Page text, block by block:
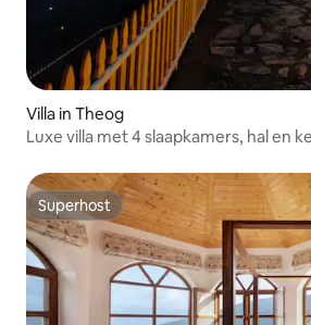
Villa in Theog
Luxe villa met 4 slaapkamers, hal en
Superhost
Superhost